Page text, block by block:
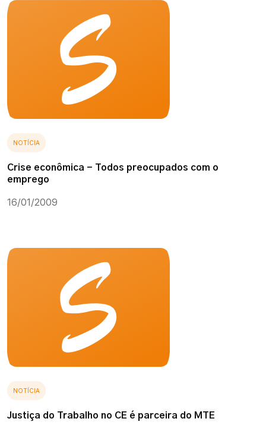
NOTÍCIA
Crise econômica - Todos preocupados com o
emprego
16/01/2009
NOTÍCIA
Justiça do Trabalho no CE é parceira do MTE